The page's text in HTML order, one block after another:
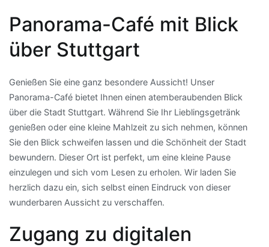
Panorama-Café mit Blick
über Stuttgart
Genießen Sie eine ganz besondere Aussicht! Unser
Panorama-Café bietet Ihnen einen atemberaubenden Blick
über die Stadt Stuttgart. Während Sie Ihr Lieblingsgetränk
genießen oder eine kleine Mahlzeit zu sich nehmen, können
Sie den Blick schweifen lassen und die Schönheit der Stadt
bewundern. Dieser Ort ist perfekt, um eine kleine Pause
einzulegen und sich vom Lesen zu erholen. Wir laden Sie
herzlich dazu ein, sich selbst einen Eindruck von dieser
wunderbaren Aussicht zu verschaffen.
Zugang zu digitalen